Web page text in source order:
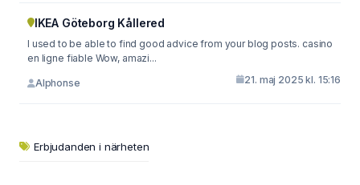
IKEA Göteborg Kållered
I used to be able to find good advice from your blog posts. casino
en ligne fiable Wow, amazi...
Alphonse 21. maj 2025 kl. 15:16
Erbjudanden i närheten